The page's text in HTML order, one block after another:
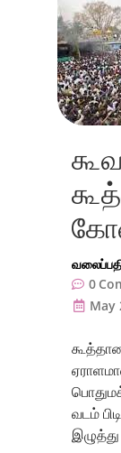
0
May
வடம்